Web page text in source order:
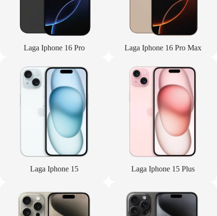
Laga Iphone 16 Pro Laga Iphone 16 Pro Max
Laga Iphone 15 Laga Iphone 15 Plus